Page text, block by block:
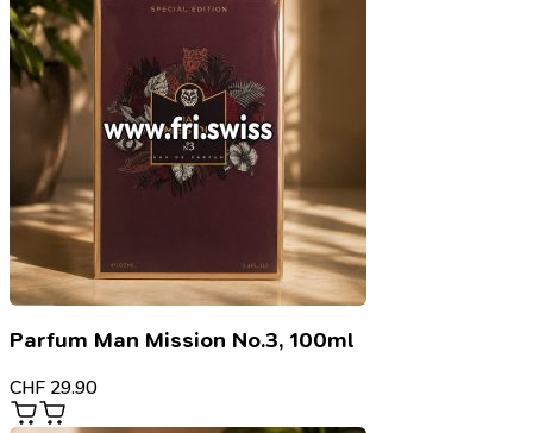
Parfum Man Mission No.3, 100ml
CHF 29.90